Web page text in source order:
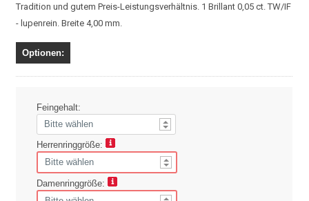
Tradition und gutem Preis-Leistungsverhältnis. 1 Brillant 0,05 ct. TW/IF
- lupenrein. Breite 4,00 mm.
Optionen:
Feingehalt:
Herrenringgröße:
Damenringgröße: